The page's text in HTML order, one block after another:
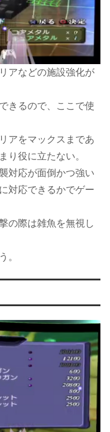
アなどの施設強化が
きるので、ここで使
アをマックスまであ
り役に立たない。
対応が面倒かつ強い
対応できるかでゲー
の際は雑魚を無視し
。